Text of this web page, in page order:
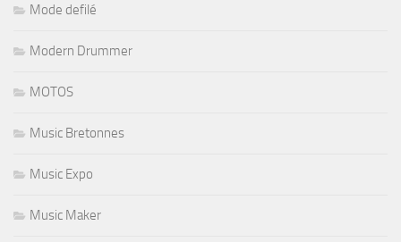
Mode defilé
Modern Drummer
MOTOS
Music Bretonnes
Music Expo
Music Maker